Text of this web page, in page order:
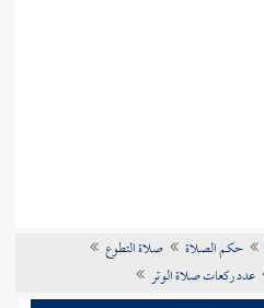
حكم الصلاة
صلاة التطوع
عدد ركعات صلاة الوتر